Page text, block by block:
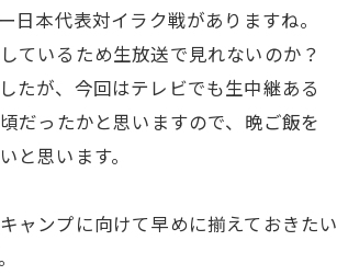
日本代表対イラク戦がありますね。
ているため生放送で見れないのか？
たが、今回はテレビでも生中継ある
だったかと思いますので、晩ご飯を
と思います。
ャンプに向けて早めに揃えておきたい